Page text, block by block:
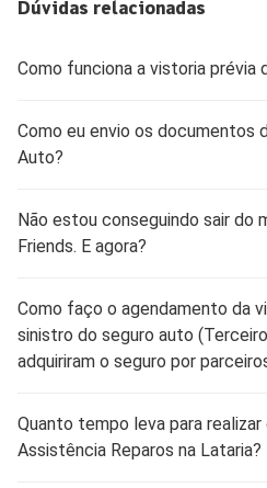
Dúvidas relacionadas
Como funciona a vistoria prévia
Como eu envio os documentos
Auto?
Não estou conseguindo sair do
Friends. E agora?
Como faço o agendamento da
sinistro do seguro auto
adquiriram o seguro por
Quanto tempo leva para
Assistência Reparos na Lataria?